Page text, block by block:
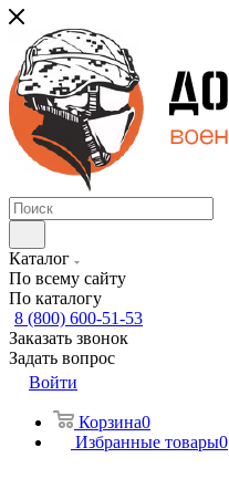
Каталог
По всему сайту
По каталогу
8 (800) 600-51-53
Заказать звонок
Задать вопрос
Войти
Корзина0
Избранные товары0